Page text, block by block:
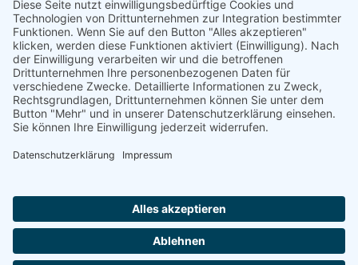
© 1987 – 2025
Storchenhof Loburg e.V.
Alle Rechte vorbehalten.
Cookie-Einstellungen
Navigation überspringen
Impressum
Haftungsausschluss
Facebook
YouTube